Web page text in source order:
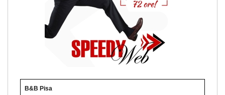
B&B Pisa